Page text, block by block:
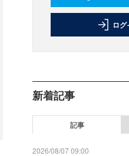
ロ
新着記事
記事
2026/08/07 09:00